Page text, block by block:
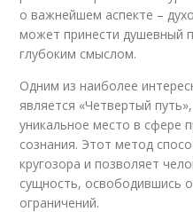
о важнейшем аспекте –
может принести душевный
глубоким смыслом.
Одним из наиболее
является «Четвертый
уникальное место в сфере
сознания. Этот метод
кругозора и позволяет
сущность, освободившись
ограничений.